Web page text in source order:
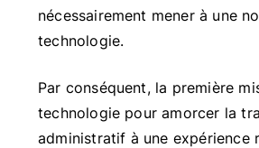
nécessairement mener à une
technologie.
Par conséquent, la première
technologie pour amorcer la
administratif à une expérience